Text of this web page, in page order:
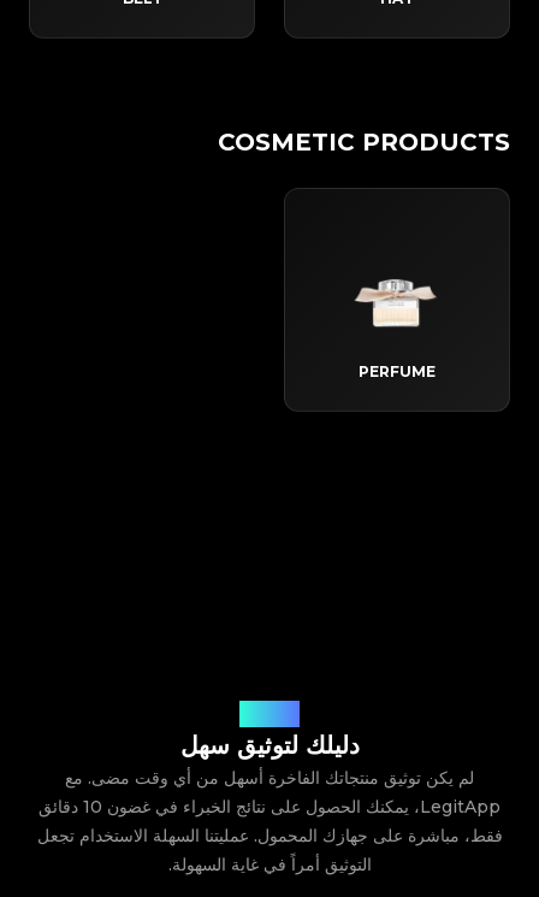
COSMETIC PRODUCTS
PERFUME
دليلك لتوثيق سهل
لم يكن توثيق منتجاتك الفاخرة أسهل من أي وقت مضى. مع
LegitApp، يمكنك الحصول على نتائج الخبراء في غضون 10 دقائق
فقط، مباشرة على جهازك المحمول. عمليتنا السهلة الاستخدام تجعل
التوثيق أمراً في غاية السهولة.